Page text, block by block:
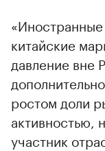
китайские
давление вне
ростом доли
активностью,
участник